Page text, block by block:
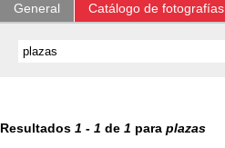
General Catálogo de fotografías
Resultados 1 - 1 de 1 para plazas